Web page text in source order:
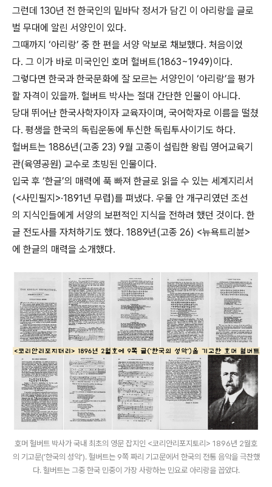
그런데 130년 전 한국인의 밑바닥 정서가 담긴 이 아리랑을 글로
벌 무대에 알린 서양인이 있다.
그때까지 ‘아리랑’ 중 한 편을 서양 악보로 채보했다. 처음이었
다. 그 이가 바로 미국인인 호머 헐버트(1863~1949)이다.
그렇다면 한국과 한국문화에 잘 모르는 서양인이 ‘아리랑’을 평가
할 자격이 있을까. 헐버트 박사는 절대 간단한 인물이 아니다.
당대 뛰어난 한국사학자이자 교육자이며, 국어학자로 이름을 떨쳤
다. 평생을 한국의 독립운동에 투신한 독립투사이기도 하다.
헐버트는 1886년(고종 23) 9월 고종이 설립한 왕립 영어교육기
관(육영공원) 교수로 초빙된 인물이다.
입국 후 ‘한글’의 매력에 푹 빠져 한글로 읽을 수 있는 세계지리서
(<사민필지>·1891년 무렵)를 펴냈다. 우물 안 개구리였던 조선
의 지식인들에게 서양의 보편적인 지식을 전하려 했던 것이다. 한
글 전도사를 자처하기도 했다. 1889년(고종 26) <뉴욕트리뷴>
에 한글의 매력을 소개했다.
호머 헐버트 박사가 국내 최초의 영문 잡지인 <코리안리포지토리> 1896년 2월호
의 기고문('한국의 성악'). 헐버트는 9쪽 짜리 기고문에서 한국의 전통 음악을 극찬했
다. 헐버트는 그중 한국 민중이 가장 사랑하는 민요로 아리랑을 꼽았다.